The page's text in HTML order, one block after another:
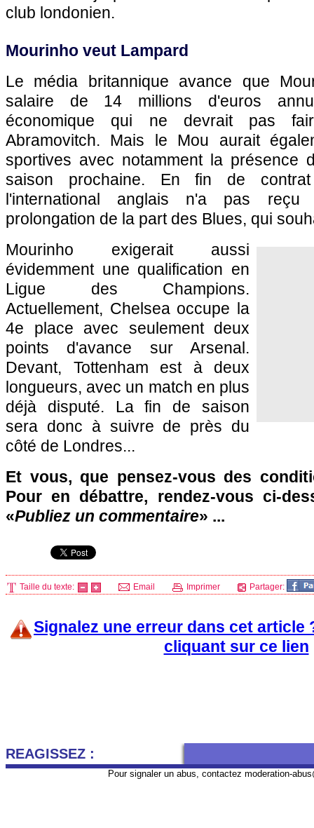
club londonien.
Mourinho veut Lampard
Le média britannique avance que
salaire de 14 millions d'euros
économique qui ne devrait pas
Abramovitch. Mais le Mou aurait
sportives avec notamment la présence
saison prochaine. En fin de
l'international anglais n'a pas
prolongation de la part des Blues, qui
Mourinho exigerait aussi
évidemment une qualification en
Ligue des Champions.
Actuellement, Chelsea occupe la
4e place avec seulement deux
points d'avance sur Arsenal.
Devant, Tottenham est à deux
longueurs, avec un match en plus
déjà disputé. La fin de saison
sera donc à suivre de près du
côté de Londres...
Et vous, que pensez-vous des
Pour en débattre, rendez-vous ci-
«Publiez un commentaire» ...
Taille du texte: Email Imprimer Partager:
Signalez une erreur dans cet article
cliquant sur ce lien
REAGISSEZ :
Pour signaler un abus, contactez moderation-